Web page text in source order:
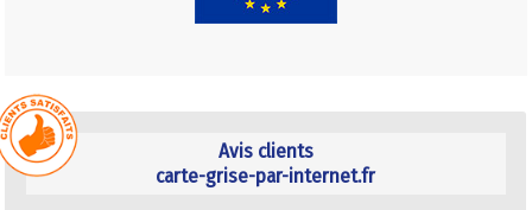
Avis clients
carte-grise-par-internet.fr